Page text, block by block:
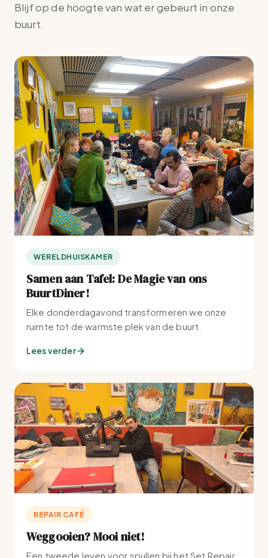
Blijf op de hoogte van wat er gebeurt in onze
buurt.
WERELDHUISKAMER
Samen aan Tafel: De Magie van ons
BuurtDiner!
Elke donderdagavond transformeren we onze
ruimte tot de warmste plek van de buurt.
Lees verder
REPAIR CAFÉ
Weggooien? Mooi niet!
Een tweede leven voor spullen bij het Set Repair